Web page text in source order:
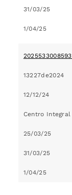
31/03/25
1/04/25
13227de2024
12/12/24
Centro Integral
25/03/25
31/03/25
1/04/25